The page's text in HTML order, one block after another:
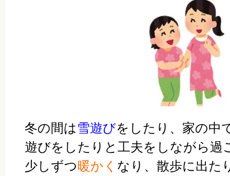
冬の間は雪遊びをしたり、家の中
遊びをしたりと工夫をしながら過
少しずつ暖かく なり、散歩に出た